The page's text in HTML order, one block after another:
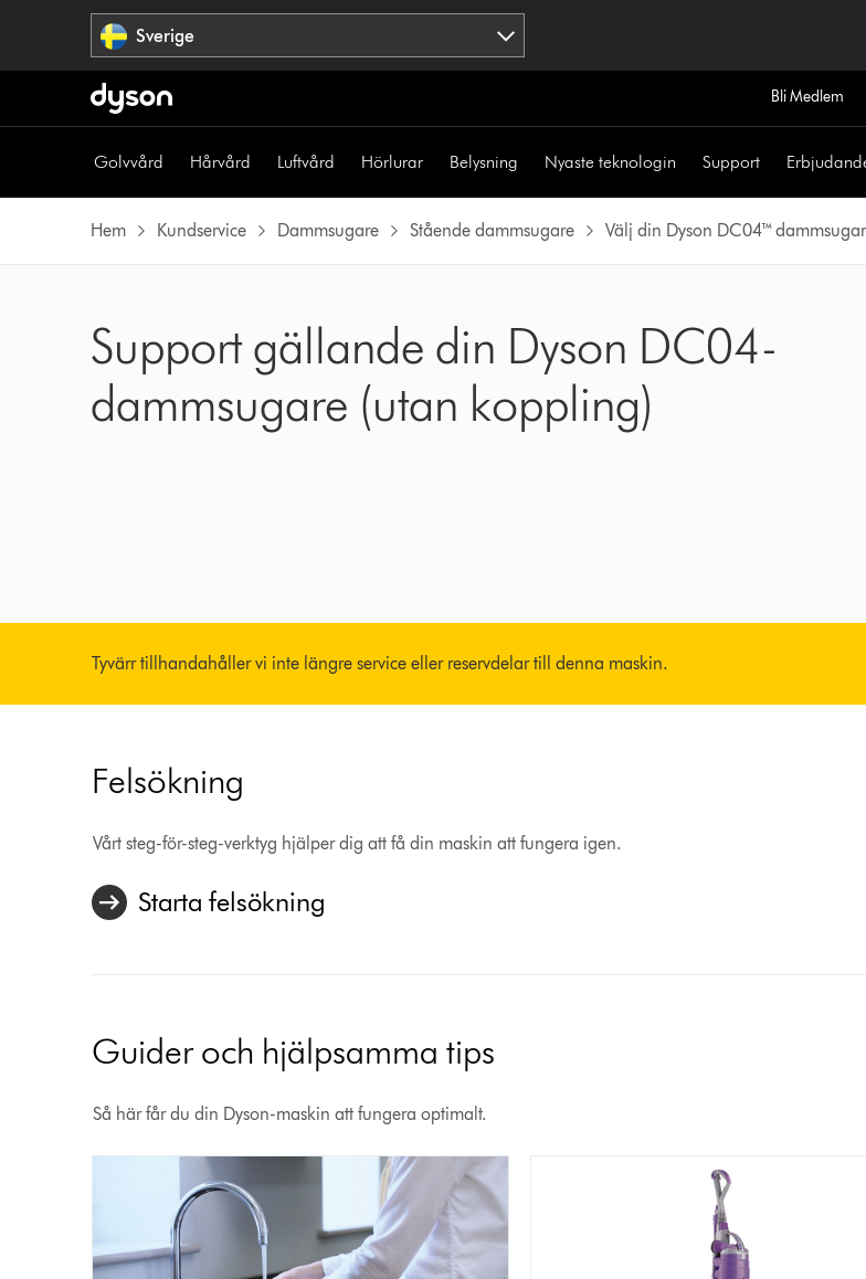
Sverige
Bli Medlem
Golvvård Hårvård Luftvård Hörlurar Belysning Nyaste teknologin Support
Hem Kundservice Dammsugare Stående dammsugare Välj din Dyson DC04™
Support gällande din Dyson DC04-
dammsugare (utan koppling)
Tyvärr tillhandahåller vi inte längre service eller reservdelar till denna maskin.
Felsökning
Vårt steg-för-steg-verktyg hjälper dig att få din maskin att fungera igen.
Starta felsökning
Guider och hjälpsamma tips
Så här får du din Dyson-maskin att fungera optimalt.